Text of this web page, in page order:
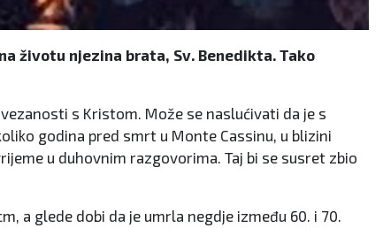
životu njezina brata, Sv. Benedikta. Tako
s Kristom. Može se naslućivati da je s
godina pred smrt u Monte Cassinu, u blizini
u duhovnim razgovorima. Taj bi se susret zbio
a glede dobi da je umrla negdje između 60. i 70.